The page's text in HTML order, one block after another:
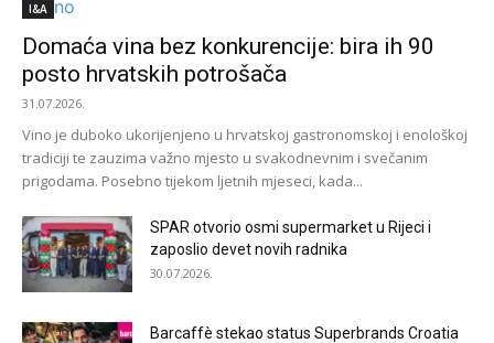
I&A
Domaća vina bez konkurencije: bira ih 90
posto hrvatskih potrošača
31.07.2026.
Vino je duboko ukorijenjeno u hrvatskoj gastronomskoj i enološkoj
tradiciji te zauzima važno mjesto u svakodnevnim i svečanim
prigodama. Posebno tijekom ljetnih mjeseci, kada...
SPAR otvorio osmi supermarket u Rijeci i
zaposlio devet novih radnika
30.07.2026.
Barcaffè stekao status Superbrands Croatia